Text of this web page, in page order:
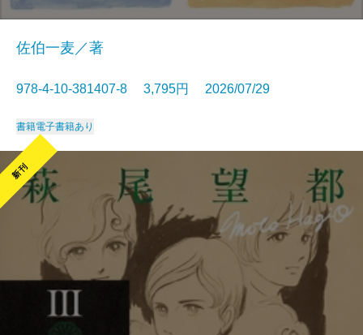
佐伯一麦／著
978-4-10-381407-8 3,795円 2026/07/29
書籍電子書籍あり
新刊